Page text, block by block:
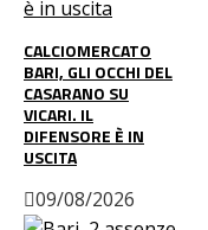
CALCIOMERCATO
BARI, GLI OCCHI DEL
CASARANO SU
VICARI. IL
DIFENSORE È IN
USCITA
09/08/2026